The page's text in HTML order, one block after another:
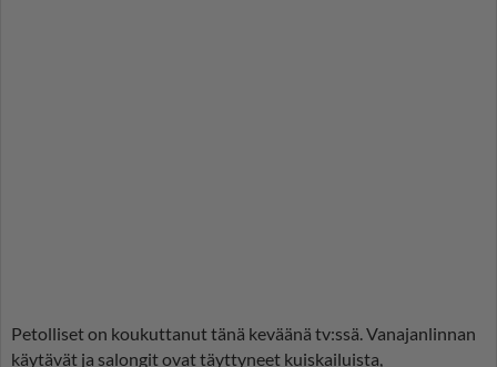
Petolliset on koukuttanut tänä keväänä tv:ssä. Vanajanlinnan
käytävät ja salongit ovat täyttyneet kuiskailuista,